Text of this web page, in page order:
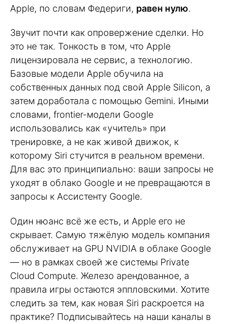
Apple, по словам Федериги, равен нулю.
Звучит почти как опровержение сделки. Но
это не так. Тонкость в том, что Apple
лицензировала не сервис, а технологию.
Базовые модели Apple обучила на
собственных данных под свой Apple Silicon, а
затем доработала с помощью Gemini. Иными
словами, frontier-модели Google
использовались как «учитель» при
тренировке, а не как живой движок, к
которому Siri стучится в реальном времени.
Для вас это принципиально: ваши запросы не
уходят в облако Google и не превращаются в
запросы к Ассистенту Google.
Один нюанс всё же есть, и Apple его не
скрывает. Самую тяжёлую модель компания
обслуживает на GPU NVIDIA в облаке Google
— но в рамках своей же системы Private
Cloud Compute. Железо арендованное, а
правила игры остаются эппловскими. Хотите
следить за тем, как новая Siri раскроется на
практике? Подписывайтесь на наши каналы в